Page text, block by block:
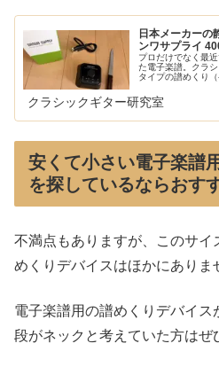
日本メーカーの
ンワサプライ
プロだけでなく最
た電子楽譜。クラ
タイプの譜めくり
りでしたが、日本
クラシックギター研究室
安くて小さい電子楽譜
を探しているならおす
不満点もありますが、このサ
めくりデバイスはほかにありま
電子楽譜用の譜めくりデバイ
段がネックと考えていた方はぜ